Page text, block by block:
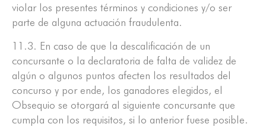
violar los presentes términos y condiciones y/o ser
parte de alguna actuación fraudulenta.
11.3. En caso de que la descalificación de un
concursante o la declaratoria de falta de validez de
algún o algunos puntos afecten los resultados del
concurso y por ende, los ganadores elegidos, el
Obsequio se otorgará al siguiente concursante que
cumpla con los requisitos, si lo anterior fuese posible.